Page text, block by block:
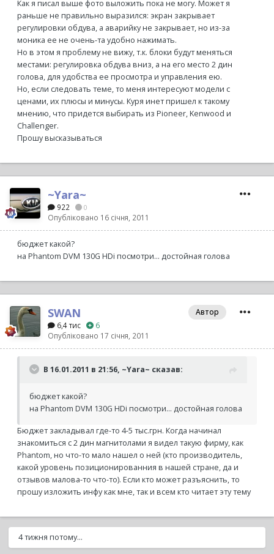
Как я писал выше фото выложить пока не могу. Может я
раньше не правильно выразился: экран закрывает
регулировки обдува, а аварийку не закрывает, но из-за
моника ее не очень-та удобно нажимать.
Но в этом я проблему не вижу, т.к. блоки будут меняться
местами: регулировка обдува вниз, а на его место 2 дин
голова, для удобства ее просмотра и управления ею.
Но, если следовать теме, то меня интересуют модели с
ценами, их плюсы и минусы. Куря инет пришел к такому
мнению, что придется выбирать из Pioneer, Kenwood и
Challenger.
Прошу высказываться
~Yara~
922 0
Опубліковано 16 січня, 2011
бюджет какой?
на Phantom DVM 130G HDi посмотри... достойная голова
SWAN
6,4 тис
6
Опубліковано 17 січня, 2011
Автор
В 16.01.2011 в 21:56, ~Yara~ сказав:
бюджет какой?
на Phantom DVM 130G HDi посмотри... достойная голова
Бюджет закладывал где-то 4-5 тыс.грн. Когда начинал
знакомиться с 2 дин магнитолами я видел такую фирму, как
Phantom, но что-то мало нашел о ней (кто производитель,
какой уровень позиционированния в нашей стране, да и
отзывов малова-то что-то). Если кто может разъяснить, то
прошу изложить инфу как мне, так и всем кто читает эту тему
4 тижня потому...